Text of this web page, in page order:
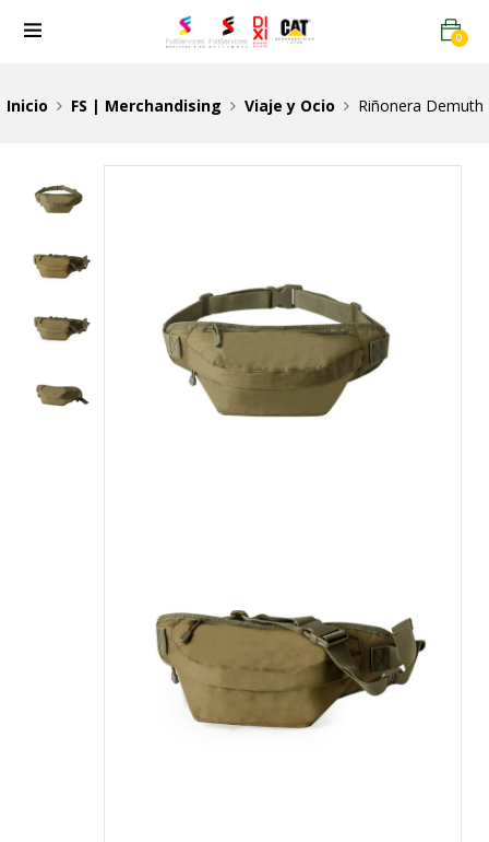
0
Inicio FS | Merchandising Viaje y Ocio Riñonera Demuth